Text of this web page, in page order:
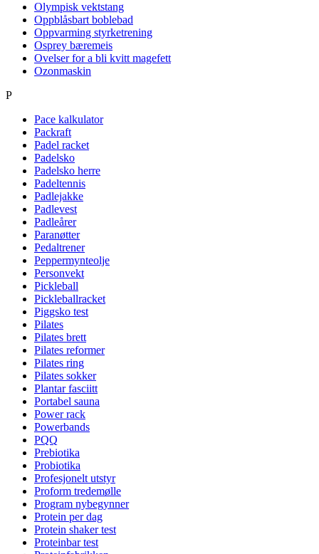
Olympisk vektstang
Oppblåsbart boblebad
Oppvarming styrketrening
Osprey bæremeis
Ovelser for a bli kvitt magefett
Ozonmaskin
P
Pace kalkulator
Packraft
Padel racket
Padelsko
Padelsko herre
Padeltennis
Padlejakke
Padlevest
Padleårer
Paranøtter
Pedaltrener
Peppermynteolje
Personvekt
Pickleball
Pickleballracket
Piggsko test
Pilates
Pilates brett
Pilates reformer
Pilates ring
Pilates sokker
Plantar fasciitt
Portabel sauna
Power rack
Powerbands
PQQ
Prebiotika
Probiotika
Profesjonelt utstyr
Proform tredemølle
Program nybegynner
Protein per dag
Protein shaker test
Proteinbar test